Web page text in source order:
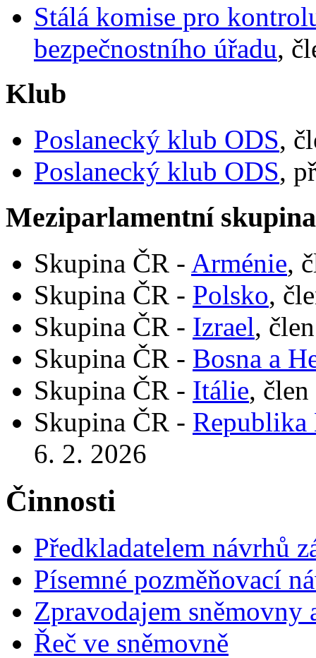
Stálá komise pro
bezpečnostního úřadu,
Klub
Poslanecký klub ODS,
Poslanecký klub ODS,
Meziparlamentní
Skupina ČR - Arménie,
Skupina ČR - Polsko,
Skupina ČR - Izrael,
Skupina ČR - Bosna a
Skupina ČR - Itálie,
Skupina ČR - Republika
6. 2. 2026
Činnosti
Předkladatelem návrhů
Písemné pozměňovací
Zpravodajem
Řeč ve sněmovně